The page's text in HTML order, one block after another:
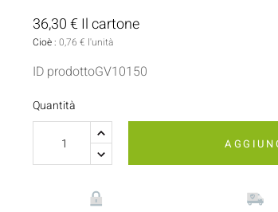
Tovaglioli
Flaconi E Bottiglie
36,30 € Il cartone
Cioè : 0,76 € l'unità
ID prodottoGV10150
Quantità